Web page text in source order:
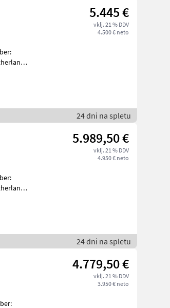
5.445 €
vklj. 21 % DDV
4.500 € neto
24 dni na spletu
5.989,50 €
vklj. 21 % DDV
4.950 € neto
24 dni na spletu
4.779,50 €
vklj. 21 % DDV
3.950 € neto